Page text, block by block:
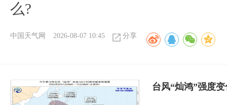
么?
中国天气网 2026-08-07 10:45 分享
台风“灿鸿”强度